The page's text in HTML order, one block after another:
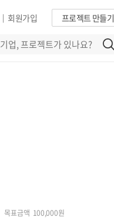
프로젝트 만들기
회원가입
|
목표금액 100,000원